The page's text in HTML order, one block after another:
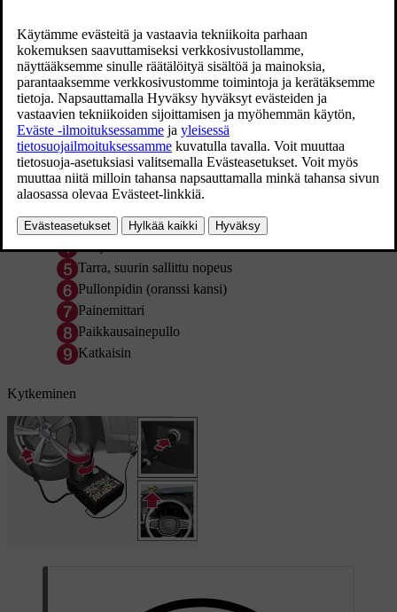
Yhteenveto
Sähköjohto
Ilmaletku
Paineenrajoitusventtiili
Suojakansi
Tarra, suurin sallittu nopeus
Pullonpidin (oranssi kansi)
Painemittari
Paikkausainepullo
Katkaisin
Kytkeminen